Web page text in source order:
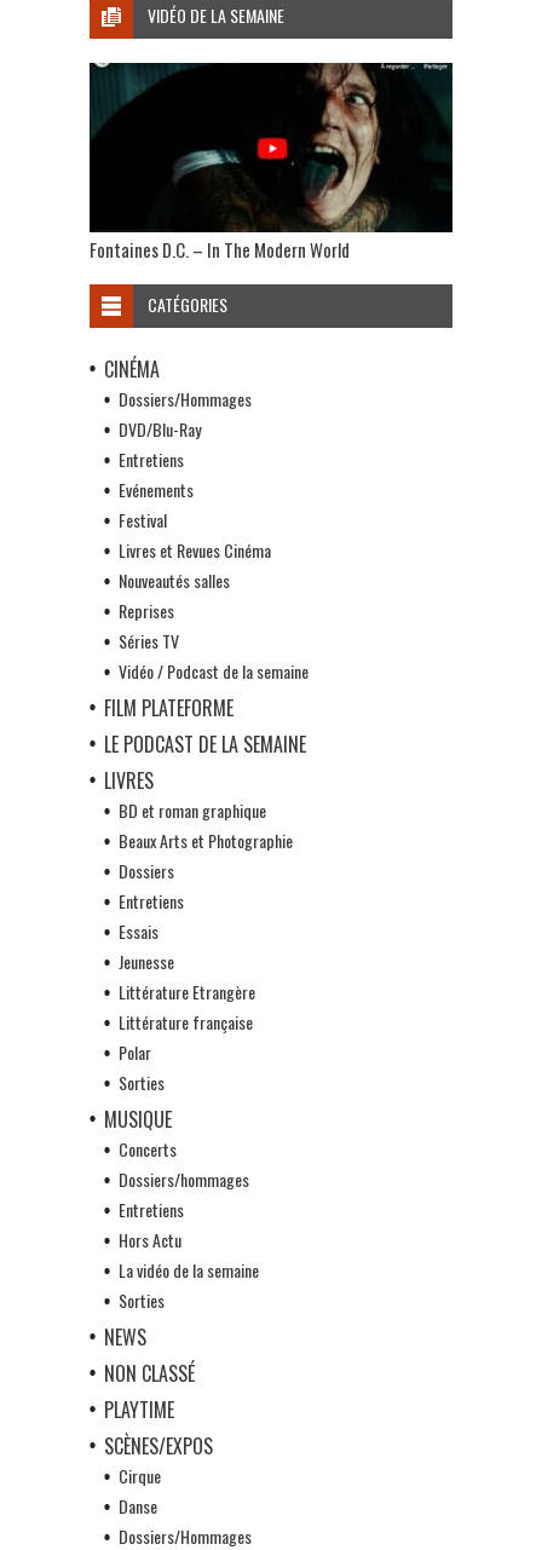
VIDÉO DE LA SEMAINE
Fontaines D.C. – In The Modern World
CATÉGORIES
CINÉMA
Dossiers/Hommages
DVD/Blu-Ray
Entretiens
Evénements
Festival
Livres et Revues Cinéma
Nouveautés salles
Reprises
Séries TV
Vidéo / Podcast de la semaine
FILM PLATEFORME
LE PODCAST DE LA SEMAINE
LIVRES
BD et roman graphique
Beaux Arts et Photographie
Dossiers
Entretiens
Essais
Jeunesse
Littérature Etrangère
Littérature française
Polar
Sorties
MUSIQUE
Concerts
Dossiers/hommages
Entretiens
Hors Actu
La vidéo de la semaine
Sorties
NEWS
NON CLASSÉ
PLAYTIME
SCÈNES/EXPOS
Cirque
Danse
Dossiers/Hommages